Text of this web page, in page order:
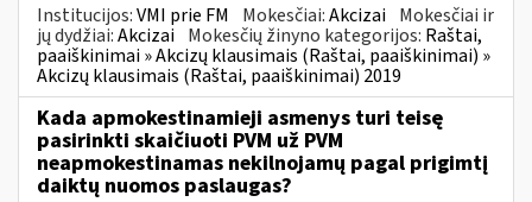
Institucijos:VMI prie FM Mokesčiai:Akcizai Mokesčiai ir
jų dydžiai:Akcizai Mokesčių žinyno kategorijos: Raštai,
paaiškinimai » Akcizų klausimais (Raštai, paaiškinimai) »
Akcizų klausimais (Raštai, paaiškinimai) 2019
Kada apmokestinamieji asmenys turi teisę
pasirinkti skaičiuoti PVM už PVM
neapmokestinamas nekilnojamų pagal prigimtį
daiktų nuomos paslaugas?